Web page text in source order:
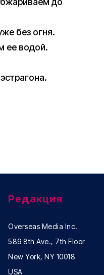
без огня.
ее водой.
Редакция
Overseas Media Inc.
589 8th Ave., 7th Floor
New York, NY 10018
USA